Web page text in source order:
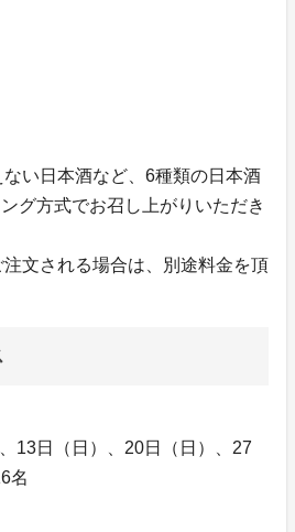
い日本酒など、6種類の日本酒
グ方式でお召し上がりいただき
文される場合は、別途料金を頂
13日（日）、20日（日）、27
名